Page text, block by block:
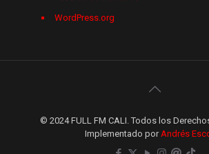
WordPress.org
© 2024 FULL FM CALI. Todos los
Implementado por Andrés